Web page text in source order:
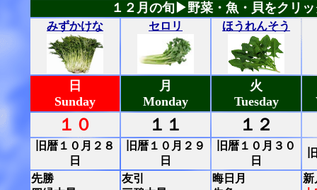
１２月の旬▶野菜・魚・貝をクリ
みずかけな セロリ ほうれんそう
日
Sunday
月
Monday
火
Tuesday
１０ １１ １２
旧暦１０月２８
日
旧暦１０月２９
日
旧暦１０月３０
日
先勝
友引
晦日月
新